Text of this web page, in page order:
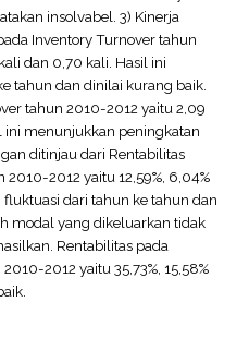
insolvabel. 3) Kinerja
Inventory Turnover tahun
dan 0,70 kali. Hasil ini
tahun dan dinilai kurang baik.
tahun 2010-2012 yaitu 2,09
ini menunjukkan peningkatan
ditinjau dari Rentabilitas
2012 yaitu 12,59%, 6,04%
dari tahun ke tahun dan
modal yang dikeluarkan tidak
Rentabilitas pada
2012 yaitu 35,73%, 15,58%